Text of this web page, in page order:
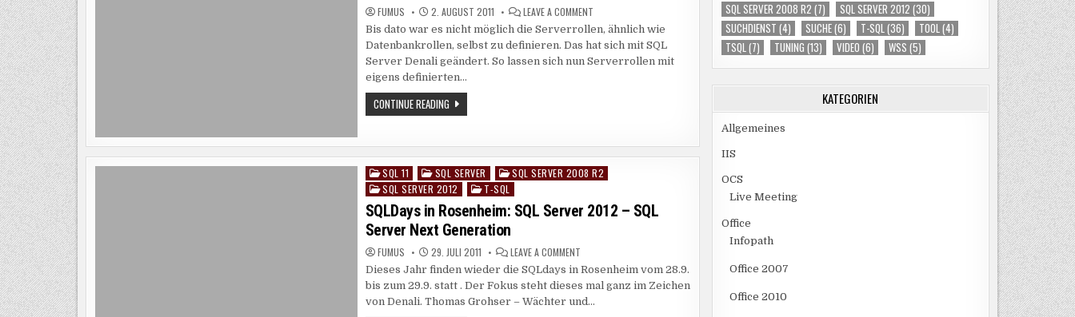
FUMUS 2. AUGUST 2011 LEAVE A COMMENTON
SERVER
2012
–
ENDLICH
SERVERROLLEN
Bis dato war es nicht möglich die Serverrollen, ähnlich wie
Datenbankrollen, selbst zu definieren. Das hat sich mit SQL
Server Denali geändert. So lassen sich nun Serverrollen mit
eigens definierten…
CONTINUE READINGSQL
SERVER
ENDLICH
SERVERROLLEN
SELBST
ERSTELLEN
Posted
in
SQL 11 SQL SERVER
SQL SERVER 2008 R2
SQL SERVER 2012
T-SQL
SQLDays in Rosenheim: SQL Server 2012 – SQL
Server Next Generation
FUMUS 29. JULI 2011 LEAVE A COMMENTON
IN
ROSENHEIM:
SQL
SERVER
2012
Dieses Jahr finden wieder die SQLdays in Rosenheim vom 28.9.
bis zum 29.9. statt . Der Fokus steht dieses mal ganz im Zeichen
von Denali. Thomas Grohser – Wächter und…
SQL SERVER 2008 R2 (7) SQL SERVER 2012 (30)
SUCHDIENST (4) SUCHE(6) T-SQL(36) TOOL(4)
TSQL(7) TUNING (13) VIDEO (6) WSS (5)
KATEGORIEN
Allgemeines
IIS
OCS
Live Meeting
Office
Infopath
Office 2007
Office 2010